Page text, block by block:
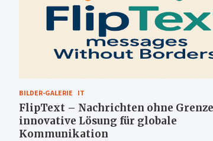
BILDER-GALERIE IT
FlipText – Nachrichten ohne
innovative Lösung für globale
Kommunikation